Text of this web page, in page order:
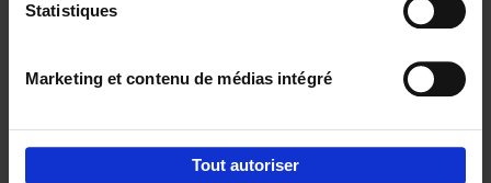
Statistiques
Marketing et contenu de médias intégré
Tout autoriser